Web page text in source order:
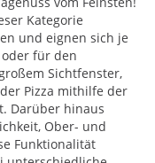
Kategorie
und eignen sich je
für den
Sichtfenster,
Pizza mithilfe der
Darüber hinaus
Ober- und
Funktionalität